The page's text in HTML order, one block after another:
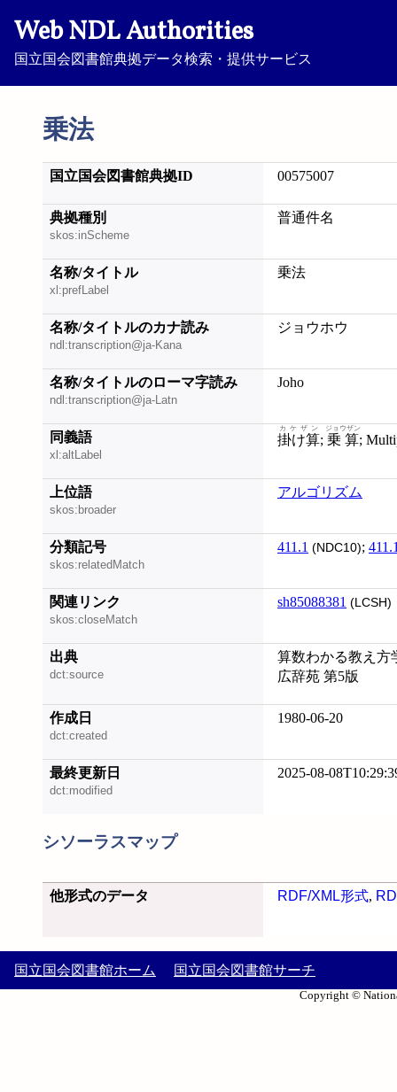
Web NDL Authorities
国立国会図書館典拠データ検索・提供サービス
乗法
国立国会図書館典拠ID 00575007
典拠種別
skos:inScheme
普通件名
名称/タイトル
xl:prefLabel
乗法
名称/タイトルのカナ読み
ndl:transcription@ja-Kana
ジョウホウ
名称/タイトルのローマ字読み
ndl:transcription@ja-Latn
Joho
同義語
xl:altLabel
掛け算
カケザン
; 乗算
ジョウザン
;
上位語
skos:broader
アルゴリズム
分類記号
skos:relatedMatch
411.1 (NDC10);
関連リンク
skos:closeMatch
sh85088381 (LCSH)
出典
dct:source
算数わかる教え方
広辞苑 第5版
作成日
dct:created
1980-06-20
最終更新日
dct:modified
2025-08-
シソーラスマップ
他形式のデータ RDF/XML形式,
国立国会図書館ホーム 国立国会図書館サーチ
Copyright ©